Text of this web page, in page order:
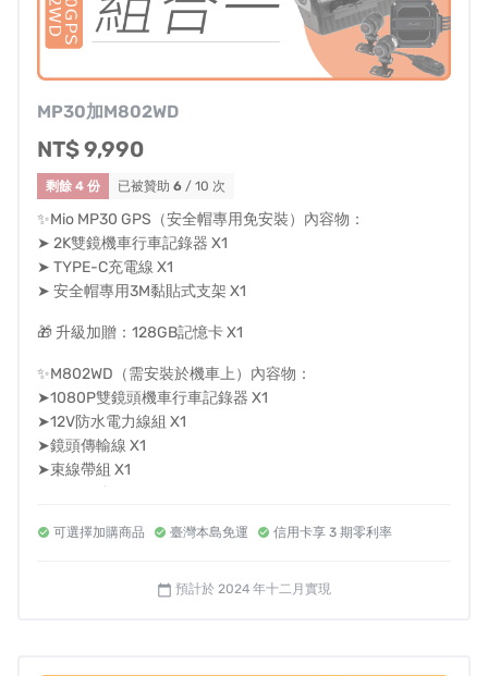
開始錄影，防止忘記開機導致事故發生時沒錄到的問題。
MP30加M802WD
NT$ 9,990
剩餘 4 份 已被贊助 6 / 10 次
✨Mio MP30 GPS（安全帽專用免安裝）內容物：
➤ 2K雙鏡機車行車記錄器 X1
➤ TYPE-C充電線 X1
➤ 安全帽專用3M黏貼式支架 X1
🎁 升級加贈：128GB記憶卡 X1
✨M802WD（需安裝於機車上）內容物：
➤1080P雙鏡頭機車行車記錄器 X1
➤12V防水電力線組 X1
➤鏡頭傳輸線 X1
➤束線帶組 X1
🎁加贈：32GB記憶卡 X1
可選擇加購商品 臺灣本島免運 信用卡享 3 期零利率
calendar_today 預計於 2024 年十二月實現